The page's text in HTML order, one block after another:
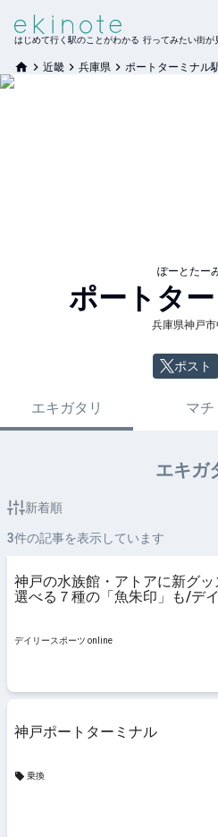
はじめて行く駅のことがわかる 行ってみたい街が
近畿 兵庫県 ポートターミナル
ぽーとたー
ポートタ
兵庫県神戸
ポスト
エキガタリ マチ
エキガ
新着順
3件の記事を表示しています
神戸の水族館・アトアに新グッ
選べる７種の「魚朱印」も/デイ
デイリースポーツ online
神戸ポートターミナル
乗換